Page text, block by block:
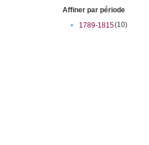
Affiner par période
•
1789-1815(10)